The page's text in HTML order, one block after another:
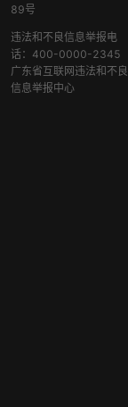
89号
违法和不良信息举报电
话：400-0000-2345
广东省互联网违法和不良
信息举报中心